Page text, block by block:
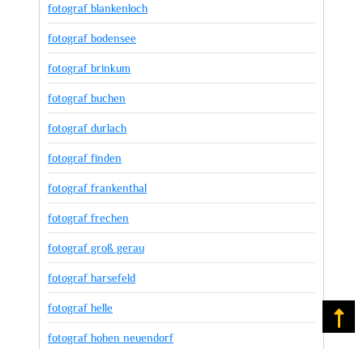
fotograf blankenloch
fotograf bodensee
fotograf brinkum
fotograf buchen
fotograf durlach
fotograf finden
fotograf frankenthal
fotograf frechen
fotograf groß gerau
fotograf harsefeld
fotograf helle
fotograf hohen neuendorf